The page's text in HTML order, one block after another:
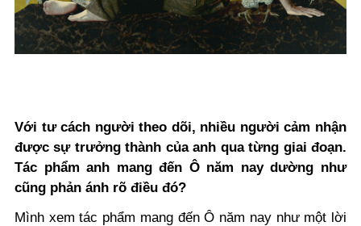
Với tư cách người theo dõi, nhiều người cảm nhận
được sự trưởng thành của anh qua từng giai đoạn.
Tác phẩm anh mang đến Ô năm nay dường như
cũng phản ánh rõ điều đó?
Mình xem tác phẩm mang đến Ô năm nay như một lời